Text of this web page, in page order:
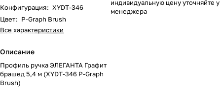
Конфигурация: XYDT-346
Цвет: P-Graph Brush
Все характеристики
Описание
Профиль ручка ЭЛЕГАНТА Графит
брашед 5,4 м (XYDT-346 P-Graph
Brush)
индивидуальную цену уточняйте у
менеджера